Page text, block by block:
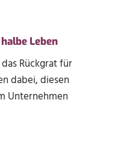
Leben
Rückgrat für
dabei, diesen
Unternehmen